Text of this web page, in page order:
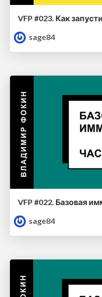
VFP #023. Как
sage84
VFP #022. Базовая
sage84